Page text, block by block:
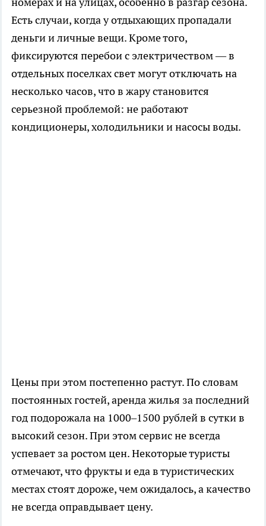
Есть случаи, когда у отдыхающих пропадали
деньги и личные вещи. Кроме того,
фиксируются перебои с электричеством — в
отдельных поселках свет могут отключать на
несколько часов, что в жару становится
серьезной проблемой: не работают
кондиционеры, холодильники и насосы воды.
Цены при этом постепенно растут. По словам
постоянных гостей, аренда жилья за последний
год подорожала на 1000–1500 рублей в сутки в
высокий сезон. При этом сервис не всегда
успевает за ростом цен. Некоторые туристы
отмечают, что фрукты и еда в туристических
местах стоят дороже, чем ожидалось, а качество
не всегда оправдывает цену.